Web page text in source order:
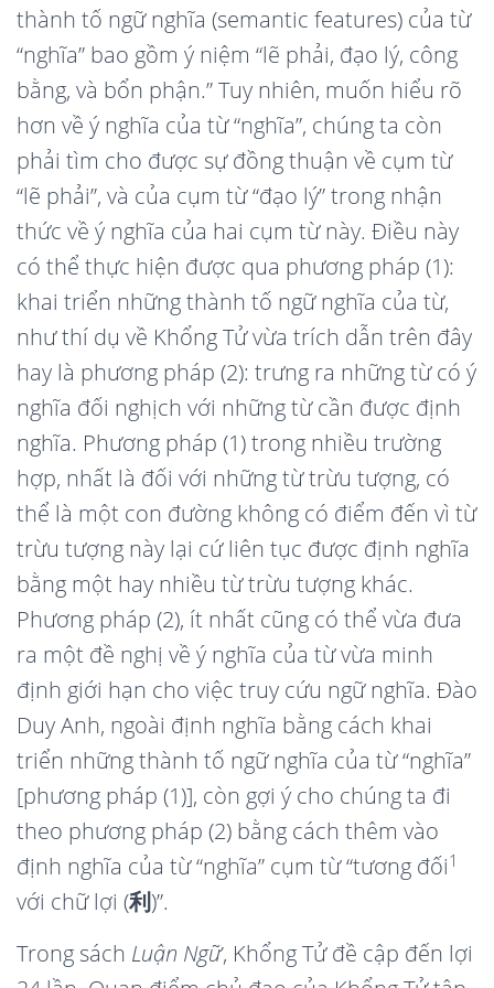
thành tố ngữ nghĩa (semantic features) của từ
“nghĩa” bao gồm ý niệm “lẽ phải, đạo lý, công
bằng, và bổn phận.” Tuy nhiên, muốn hiểu rõ
hơn về ý nghĩa của từ “nghĩa”, chúng ta còn
phải tìm cho được sự đồng thuận về cụm từ
“lẽ phải”, và của cụm từ “đạo lý” trong nhận
thức về ý nghĩa của hai cụm từ này. Điều này
có thể thực hiện được qua phương pháp (1):
khai triển những thành tố ngữ nghĩa của từ,
như thí dụ về Khổng Tử vừa trích dẫn trên đây
hay là phương pháp (2): trưng ra những từ có ý
nghĩa đối nghịch với những từ cần được định
nghĩa. Phương pháp (1) trong nhiều trường
hợp, nhất là đối với những từ trừu tượng, có
thể là một con đường không có điểm đến vì từ
trừu tượng này lại cứ liên tục được định nghĩa
bằng một hay nhiều từ trừu tượng khác.
Phương pháp (2), ít nhất cũng có thể vừa đưa
ra một đề nghị về ý nghĩa của từ vừa minh
định giới hạn cho việc truy cứu ngữ nghĩa. Đào
Duy Anh, ngoài định nghĩa bằng cách khai
triển những thành tố ngữ nghĩa của từ “nghĩa”
[phương pháp (1)], còn gợi ý cho chúng ta đi
theo phương pháp (2) bằng cách thêm vào
định nghĩa của từ “nghĩa” cụm từ “tương đối1
với chữ lợi (利)”.
Trong sách Luận Ngữ, Khổng Tử đề cập đến lợi